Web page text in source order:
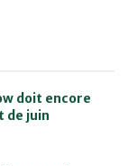
doit encore
de juin